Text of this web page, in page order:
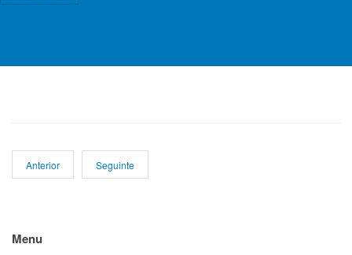
Anterior Seguinte
Menu